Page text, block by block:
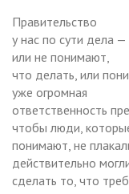
Правительство
у нас по сути дела
или не понимают,
что делать, или
уже огромная
ответственность
чтобы люди,
понимают, не
действительно
сделать то, что